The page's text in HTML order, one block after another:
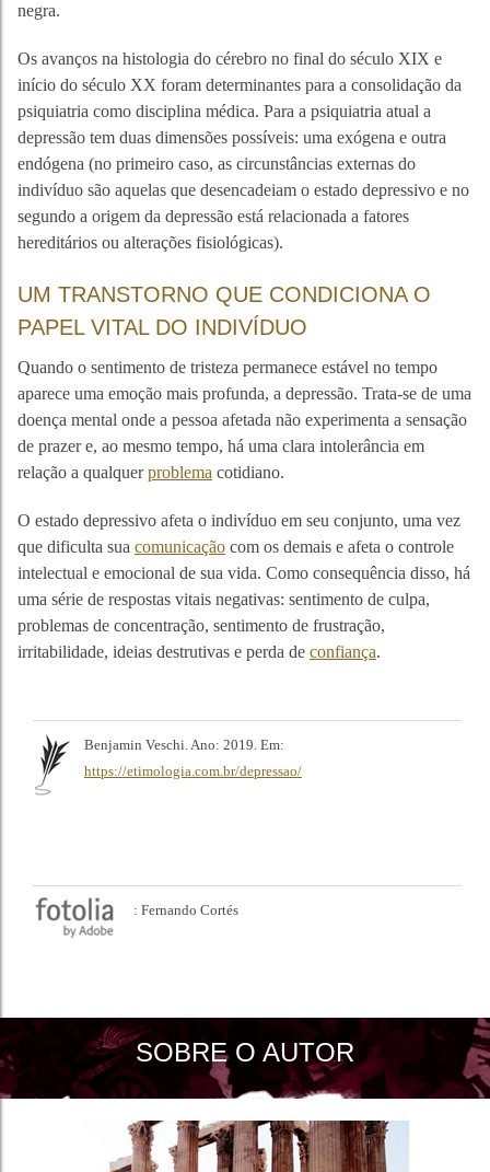
negra.
Os avanços na histologia do cérebro no final do século XIX e
início do século XX foram determinantes para a consolidação da
psiquiatria como disciplina médica. Para a psiquiatria atual a
depressão tem duas dimensões possíveis: uma exógena e outra
endógena (no primeiro caso, as circunstâncias externas do
indivíduo são aquelas que desencadeiam o estado depressivo e no
segundo a origem da depressão está relacionada a fatores
hereditários ou alterações fisiológicas).
UM TRANSTORNO QUE CONDICIONA O
PAPEL VITAL DO INDIVÍDUO
Quando o sentimento de tristeza permanece estável no tempo
aparece uma emoção mais profunda, a depressão. Trata-se de uma
doença mental onde a pessoa afetada não experimenta a sensação
de prazer e, ao mesmo tempo, há uma clara intolerância em
relação a qualquerproblema cotidiano.
O estado depressivo afeta o indivíduo em seu conjunto, uma vez
que dificulta sua comunicação com os demais e afeta o controle
intelectual e emocional de sua vida. Como consequência disso, há
uma série de respostas vitais negativas: sentimento de culpa,
problemas de concentração, sentimento de frustração,
irritabilidade, ideias destrutivas e perda de confiança.
Benjamin Veschi. Ano: 2019. Em:
https://etimologia.com.br/depressao/
: Fernando Cortés
SOBRE O AUTOR